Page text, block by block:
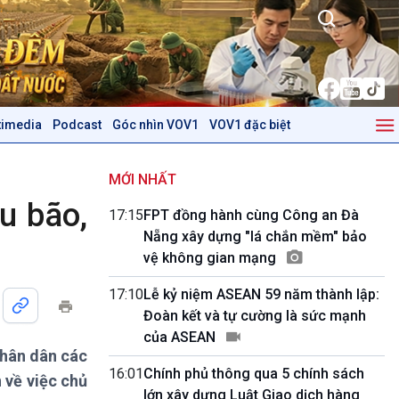
Podcast Góc nhìn VOV1 VOV1 đặc biệt
Trước giờ mở cửa
Dòng chảy Kinh tế
Tuyên chiến với gian lận
thương mại
Mùa vàng
Biển đảo Việt Nam
Tâm tình biên giới và hải
Tìm hiểu biển, đảo Việt
Nam
Podcast
Góc nhìn VOV1
Bình luận
bão,
dân các
về việc chủ
MỚI NHẤT
17:15FPT đồng hành cùng Công an Đà
Nẵng xây dựng "lá chắn mềm" bảo
vệ không gian mạng
17:10Lễ kỷ niệm ASEAN 59 năm thành lập:
Đoàn kết và tự cường là sức mạnh
của ASEAN
16:01Chính phủ thông qua 5 chính sách
lớn xây dựng Luật Giao dịch hàng